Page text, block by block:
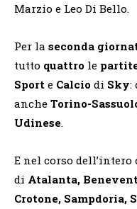
Marzio e Leo Di Bello.
Per la seconda
tutto quattro le
Sport e Calcio di Sky:
anche Torino-
Udinese.
E nel corso
di Atalanta,
Crotone, Sampdoria,